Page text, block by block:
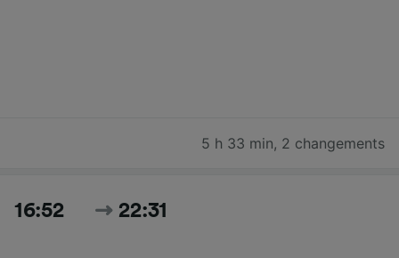
5 h 33 min, 2 changements
16:52 22:31